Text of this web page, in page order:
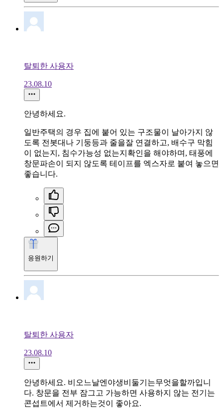
탈퇴한 사용자
23.08.10
안녕하세요.
일반주택의 경우 집에 붙어 있는 구조물이 날아가지 않
도록 전봇대나 기둥등과 줄을잘 연결하고, 배수구 막힘
이 없는지, 침수가능성 없는지확인을 해야하며, 태풍에
창문파손이 되지 않도록 테이프를 엑스자로 붙여 놓으면
좋습니다.
응원하기
탈퇴한 사용자
23.08.10
안녕하세요. 비오느날엔야생비둘기는무엇을할까입니
다. 창문을 전부 잠그고 가능하면 사용하지 않는 전기는
콘섭트에서 제거하는것이 좋아요.